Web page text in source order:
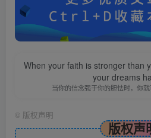
When your faith is stronger than
your dreams
当你的信念强于你的胆怯时，你
© 版权声明
版权声